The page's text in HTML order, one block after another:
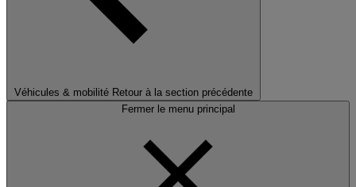
Véhicules & mobilité Retour à la section précédente
Fermer le menu principal